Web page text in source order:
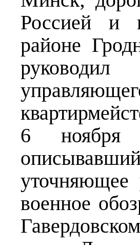
Россией и
районе
6 ноября
уточняющее
военное